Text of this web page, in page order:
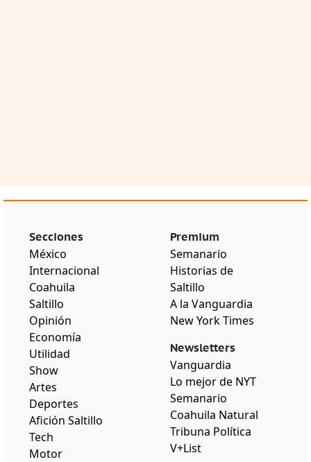
Secciones
México
Internacional
Coahuila
Saltillo
Opinión
Economía
Utilidad
Show
Artes
Deportes
Afición Saltillo
Tech
Motor
Premium
Semanario
Historias de
Saltillo
A la Vanguardia
New York Times
Newsletters
Vanguardia
Lo mejor de NYT
Semanario
Coahuila Natural
Tribuna Política
V+List